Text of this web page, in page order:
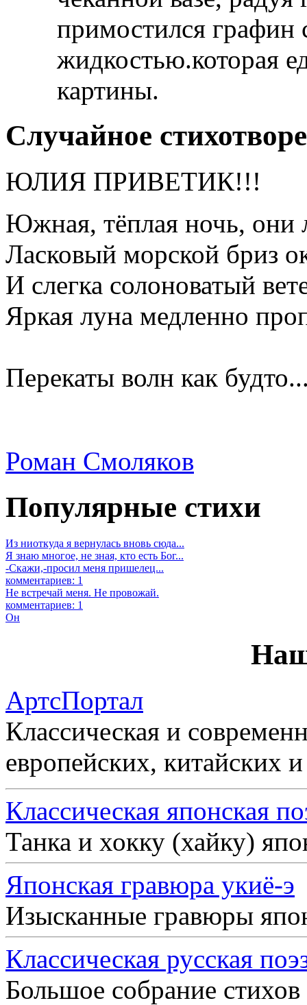
примостился графин
жидкостью.которая
картины.
Случайное
ЮЛИЯ ПРИВЕТИК!!!
Южная, тёплая ночь, они
Ласковый морской бриз
И слегка солоноватый
Яркая луна медленно
Перекаты волн как
Роман Смоляков
Популярные стихи
Из ниоткуда я вернулась вновь сюда...
Я знаю многое, не зная, кто есть Бог...
-Скажи,-просил меня пришелец...
комментариев: 1
Не встречай меня. Не провожай.
комментариев: 1
Он
АртсПортал
Классическая и
европейских, китайских
Классическая японская
Танка и хокку (хайку)
Японская гравюра укиё-э
Изысканные гравюры
Классическая русская
Большое собрание